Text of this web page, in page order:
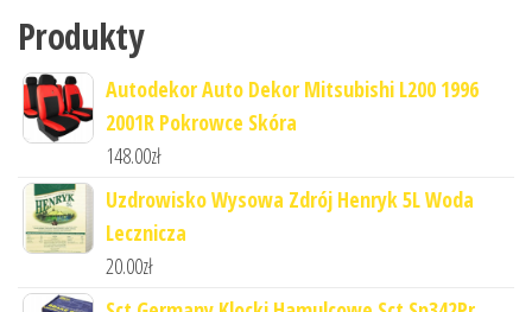
Produkty
Autodekor Auto Dekor Mitsubishi L200 1996
2001R Pokrowce Skóra
148.00zł
Uzdrowisko Wysowa Zdrój Henryk 5L Woda
Lecznicza
20.00zł